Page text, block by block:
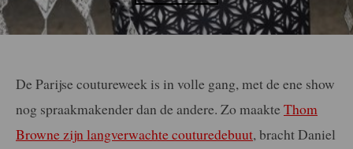
De Parijse coutureweek is in volle gang, met de ene show
nog spraakmakender dan de andere. Zo maakte Thom
Browne zijn langverwachte couturedebuut, bracht Daniel